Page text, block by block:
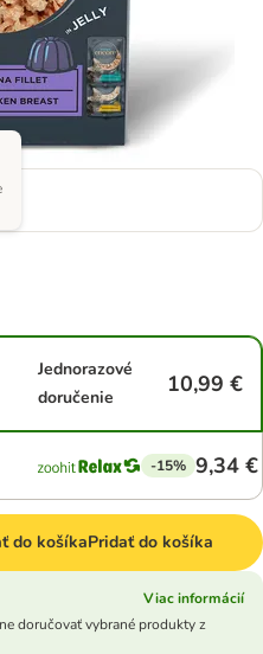
Jednorazové
doručenie
10,99 €
-15% 9,34 €
do košíkaPridať do košíka
Viac informácií
doručovať vybrané produkty z